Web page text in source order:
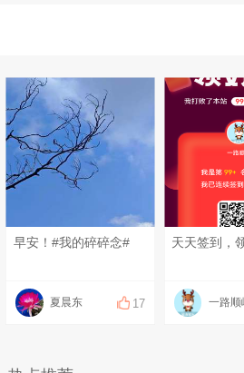
早安！#我的碎碎念#
夏晨东 17 一路顺